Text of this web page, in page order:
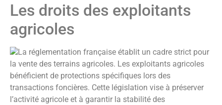
Les droits des exploitants
agricoles
La réglementation française établit un cadre strict pour
la vente des terrains agricoles. Les exploitants agricoles
bénéficient de protections spécifiques lors des
transactions foncières. Cette législation vise à préserver
l’activité agricole et à garantir la stabilité des